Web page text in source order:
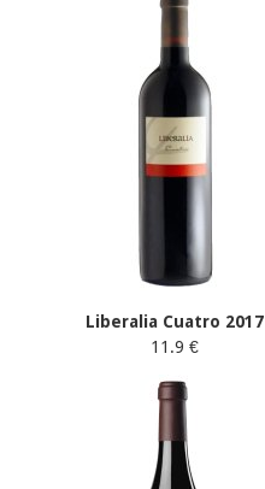
Liberalia Cuatro 2017
11.9 €